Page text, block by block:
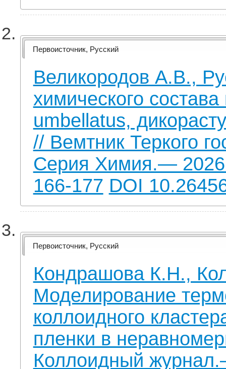
Первоисточник, Русский
Великородов А.В.,
химического
umbellatus,
// Вемтник Теркого
Серия Химия.—
166-177 DOI
Первоисточник, Русский
Кондрашова К.Н.,
Моделирование
коллоидного
пленки в
Коллоидный